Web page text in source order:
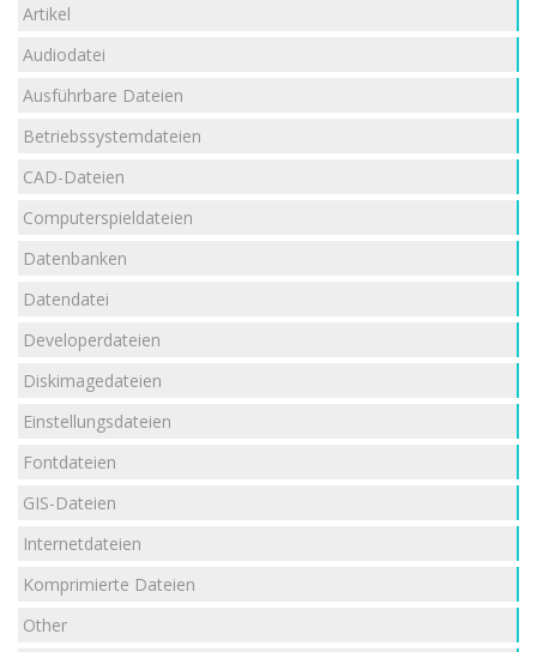
Artikel
Audiodatei
Ausführbare Dateien
Betriebssystemdateien
CAD-Dateien
Computerspieldateien
Datenbanken
Datendatei
Developerdateien
Diskimagedateien
Einstellungsdateien
Fontdateien
GIS-Dateien
Internetdateien
Komprimierte Dateien
Other